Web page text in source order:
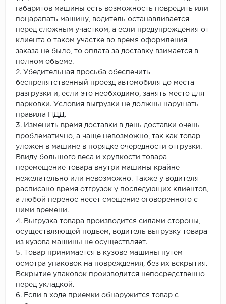
габаритов машины есть возможность повредить или
поцарапать машину, водитель останавливается
перед сложным участком, а если предупреждения от
клиента о таком участке во время оформления
заказа не было, то оплата за доставку взимается в
полном объеме.
2. Убедительная просьба обеспечить
беспрепятственный проезд автомобиля до места
разгрузки и, если это необходимо, занять место для
парковки. Условия выгрузки не должны нарушать
правила ПДД.
3. Изменить время доставки в день доставки очень
проблематично, а чаще невозможно, так как товар
уложен в машине в порядке очередности отгрузки.
Ввиду большого веса и хрупкости товара
перемещение товара внутри машины крайне
нежелательно или невозможно. Также у водителя
расписано время отгрузок у последующих клиентов,
а любой перенос несет смещение оговоренного с
ними времени.
4. Выгрузка товара производится силами стороны,
осуществляющей подъем, водитель выгрузку товара
из кузова машины не осуществляет.
5. Товар принимается в кузове машины путем
осмотра упаковок на повреждения, без их вскрытия.
Вскрытие упаковок производится непосредственно
перед укладкой.
6. Если в ходе приемки обнаружится товар с